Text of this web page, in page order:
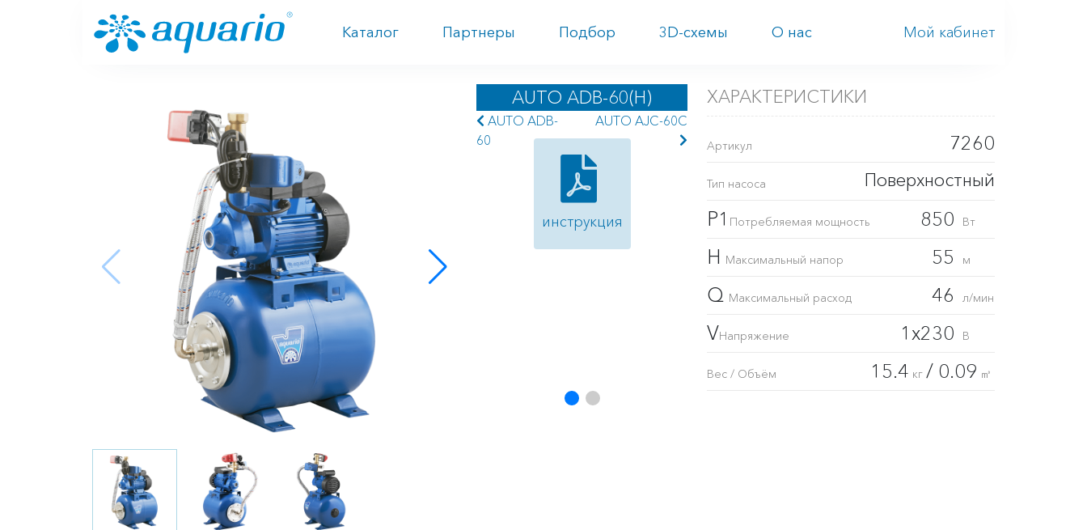
Каталог Партнеры Подбор 3D-схемы О нас Мой кабинет
AUTO ADB-60(H)
AUTO ADB-
60
AUTO AJC-60C
инструкция
ХАРАКТЕРИСТИКИ
Артикул 7260
Тип насоса Поверхностный
P1 Потребляемая мощность 850 Вт
H Максимальный напор 55 м
Q Максимальный расход 46 л/мин
VНапряжение 1x230 В
Вес / Объём 15.4 кг / 0.09 ㎥